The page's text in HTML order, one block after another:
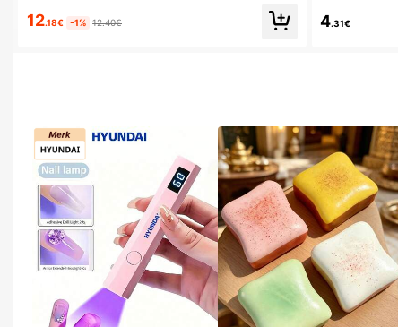
12.18€ -1% 12.40€ 4.31€